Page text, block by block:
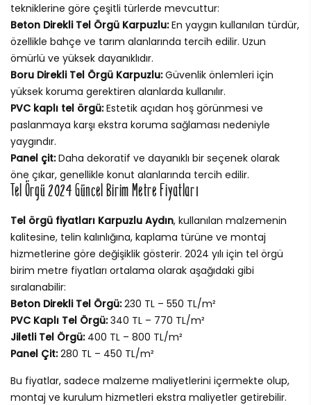
tekniklerine göre çeşitli türlerde mevcuttur:
Beton Direkli Tel Örgü Karpuzlu:En yaygın kullanılan türdür,
özellikle bahçe ve tarım alanlarında tercih edilir. Uzun
ömürlü ve yüksek dayanıklıdır.
Boru Direkli Tel Örgü Karpuzlu:Güvenlik önlemleri için
yüksek koruma gerektiren alanlarda kullanılır.
PVC kaplı tel örgü:Estetik açıdan hoş görünmesi ve
paslanmaya karşı ekstra koruma sağlaması nedeniyle
yaygındır.
Panel çit:Daha dekoratif ve dayanıklı bir seçenek olarak
öne çıkar, genellikle konut alanlarında tercih edilir.
Tel Örgü 2024 Güncel Birim Metre Fiyatları
Tel örgü fiyatları Karpuzlu Aydın, kullanılan malzemenin
kalitesine, telin kalınlığına, kaplama türüne ve montaj
hizmetlerine göre değişiklik gösterir. 2024 yılı için tel örgü
birim metre fiyatları ortalama olarak aşağıdaki gibi
sıralanabilir:
Beton Direkli Tel Örgü:230 TL – 550 TL/m²
PVC Kaplı Tel Örgü:340 TL – 770 TL/m²
Jiletli Tel Örgü:400 TL – 800 TL/m²
Panel Çit:280 TL – 450 TL/m²
Bu fiyatlar, sadece malzeme maliyetlerini içermekte olup,
montaj ve kurulum hizmetleri ekstra maliyetler getirebilir.